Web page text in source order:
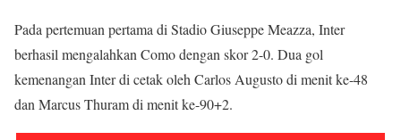
Pada pertemuan pertama di Stadio Giuseppe Meazza, Inter
berhasil mengalahkan Como dengan skor 2-0. Dua gol
kemenangan Inter di cetak oleh Carlos Augusto di menit ke-48
dan Marcus Thuram di menit ke-90+2.